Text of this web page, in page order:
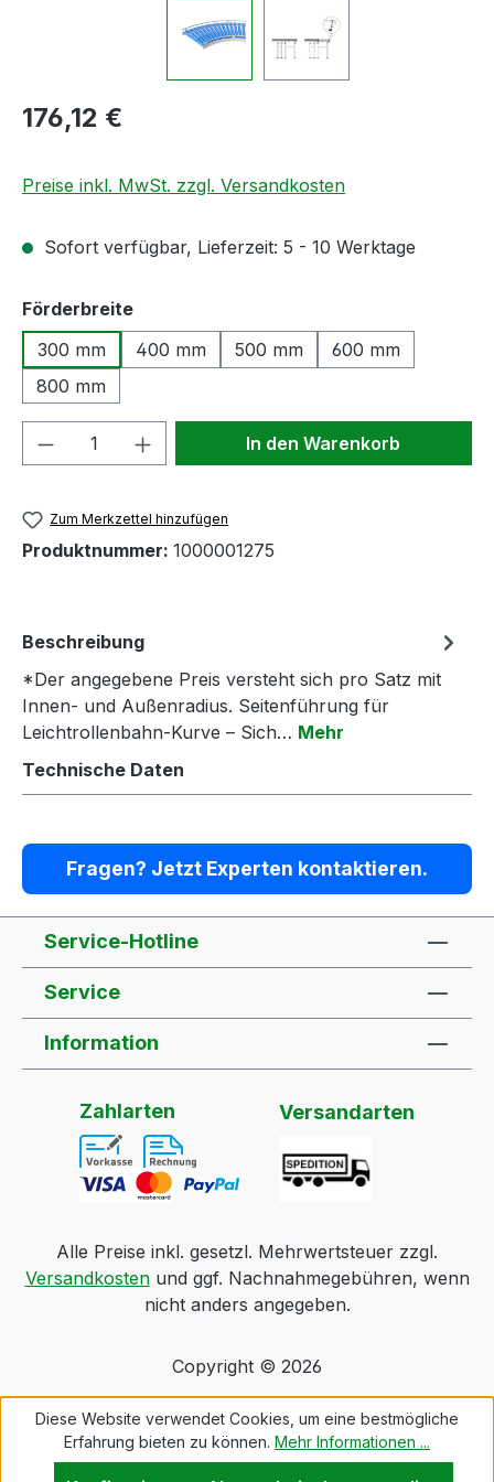
Regulärer Preis:
176,12 €
Preise inkl. MwSt. zzgl. Versandkosten
Sofort verfügbar, Lieferzeit: 5 - 10 Werktage
Förderbreiteauswählen
300 mm
400 mm 500 mm
600 mm
800 mm
Produkt Anzahl: Gib denIn den Warenkorb
Zum Merkzettel hinzufügen
Produktnummer: 1000001275
Beschreibung
*Der angegebene Preis versteht sich pro Satz mit
Innen- und Außenradius. Seitenführung für
Leichtrollenbahn-Kurve – Sich… Mehr
Technische Daten
Fragen? Jetzt Experten kontaktieren.
Service-Hotline
Service
Information
Zahlarten Versandarten
Alle Preise inkl. gesetzl. Mehrwertsteuer zzgl.
Versandkostenund ggf. Nachnahmegebühren, wenn
nicht anders angegeben.
Copyright © 2026
Diese Website verwendet Cookies, um eine bestmögliche
Erfahrung bieten zu können. Mehr Informationen ...